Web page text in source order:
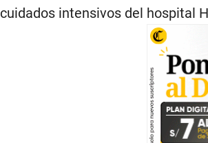
cuidados intensivos del hospital